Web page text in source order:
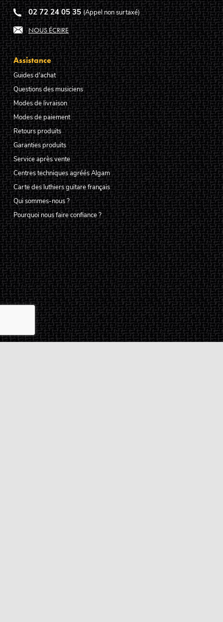
02 72 24 05 35 (Appel non surtaxé)
NOUS ÉCRIRE
Assistance
Guides d'achat
Questions des musiciens
Modes de livraison
Modes de paiement
Retours produits
Garanties produits
Service après vente
Centres techniques agréés Algam
Carte des luthiers guitare français
Qui sommes-nous ?
Pourquoi nous faire confiance ?